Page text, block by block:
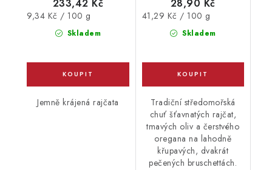
Skladem
233,42 Kč
Měrná
9,34 Kč / 100 g
Jemně krájená rajčata
Skladem
28,90 Kč
Měrná
41,29 Kč / 100 g
Tradiční středomořská
chuť šťavnatých rajčat,
tmavých oliv a čerstvého
oregana na lahodně
křupavých, dvakrát
pečených bruschettách.